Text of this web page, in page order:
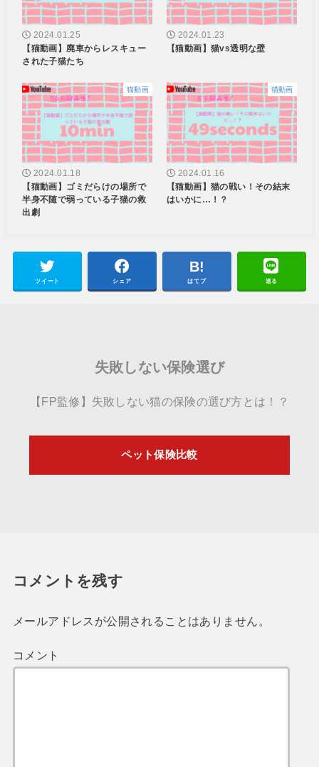
2024.01.25
【猫動画】廃車からレスキュー
された子猫たち
2024.01.23
【猫動画】猫vs透明な壁
猫動画
2024.01.18
【猫動画】ゴミだらけの場所で
半身不随で弱っている子猫の救
出劇
猫動画
2024.01.16
【猫動画】猫の戦い！その結末
はいかに…！？
ツイート シェア はてブ 送る
失敗しない保険選び
【FP監修】失敗しない猫の保険の選び方とは！？
ペット保険比較
コメントを残す
メールアドレスが公開されることはありません。
コメント